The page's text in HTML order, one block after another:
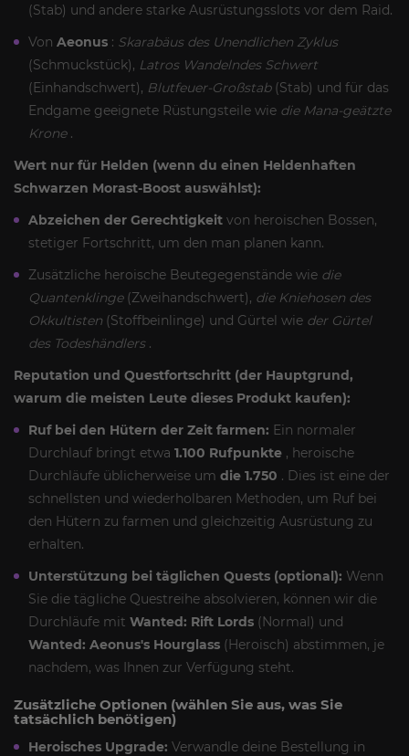
(Stab) und andere starke Ausrüstungsslots vor dem Raid.
Von Aeonus : Skarabäus des Unendlichen Zyklus
(Schmuckstück), Latros Wandelndes Schwert
(Einhandschwert), Blutfeuer-Großstab(Stab) und für das
Endgame geeignete Rüstungsteile wie die Mana-geätzte
Krone.
Wert nur für Helden (wenn du einen Heldenhaften
Schwarzen Morast-Boost auswählst):
Abzeichen der Gerechtigkeit von heroischen Bossen,
stetiger Fortschritt, um den man planen kann.
Zusätzliche heroische Beutegegenstände wie die
Quantenklinge(Zweihandschwert), die Kniehosen des
Okkultisten (Stoffbeinlinge) und Gürtel wie der Gürtel
des Todeshändlers.
Reputation und Questfortschritt (der Hauptgrund,
warum die meisten Leute dieses Produkt kaufen):
Ruf bei den Hütern der Zeit farmen: Ein normaler
Durchlauf bringt etwa 1.100 Rufpunkte , heroische
Durchläufe üblicherweise um die 1.750 . Dies ist eine der
schnellsten und wiederholbaren Methoden, um Ruf bei
den Hütern zu farmen und gleichzeitig Ausrüstung zu
erhalten.
Unterstützung bei täglichen Quests (optional): Wenn
Sie die tägliche Questreihe absolvieren, können wir die
Durchläufe mit Wanted: Rift Lords (Normal) und
Wanted: Aeonus's Hourglass (Heroisch) abstimmen, je
nachdem, was Ihnen zur Verfügung steht.
Zusätzliche Optionen (wählen Sie aus, was Sie
tatsächlich benötigen)
Heroisches Upgrade: Verwandle deine Bestellung in